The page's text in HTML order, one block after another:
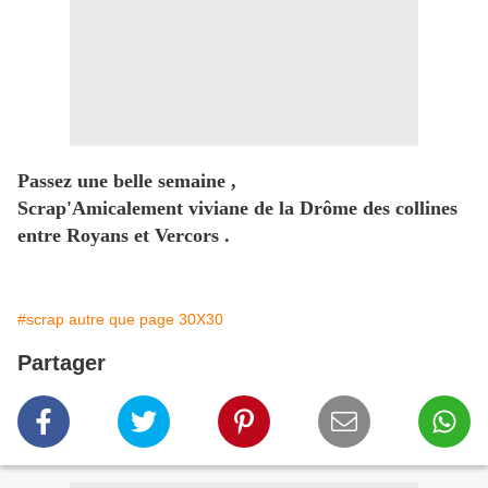
Passez une belle semaine ,
Scrap'Amicalement viviane de la Drôme des collines
entre Royans et Vercors .
#scrap autre que page 30X30
Partager